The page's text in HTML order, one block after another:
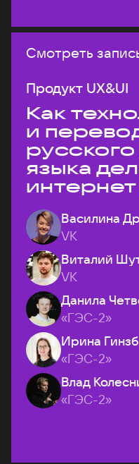
Смотреть
Продукт UX&UI
Как
и
языка
Василина
VK
Виталий
VK
Данила
«ГЭС-2»
Ирина
«ГЭС-2»
Влад
«ГЭС-2»